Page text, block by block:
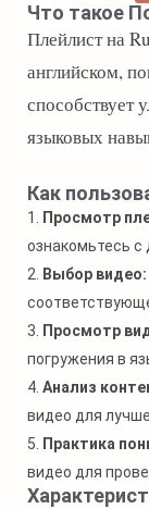
Что такое
Плейлист на
английском,
способствует
языковых
Как
1. Просмотр
ознакомьтесь с
2.
Выбор видео:
3.
Просмотр
погружения в
4. Анализ
видео для
5.
Практика
видео для